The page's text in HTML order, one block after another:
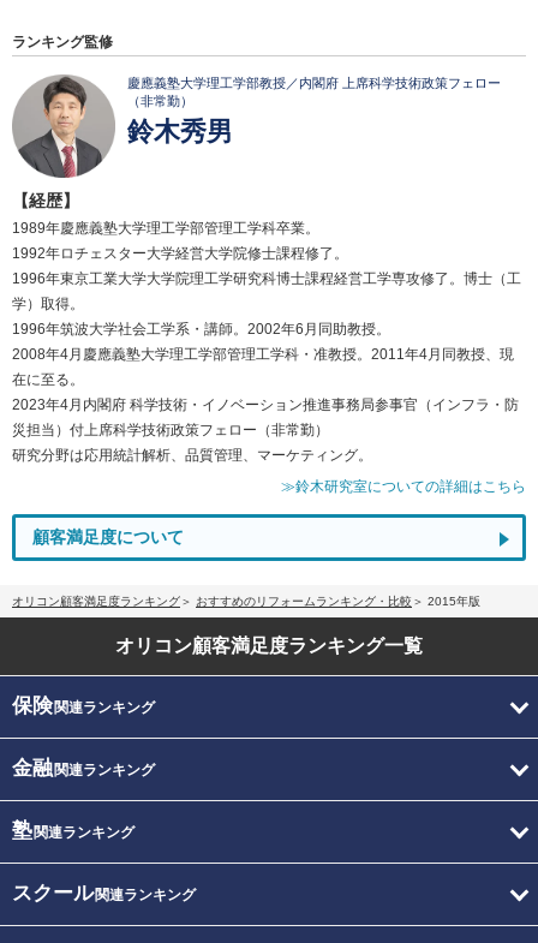
ランキング監修
慶應義塾大学理工学部教授／内閣府 上席科学技術政策フェロー
（非常勤）
鈴木秀男
【経歴】
1989年慶應義塾大学理工学部管理工学科卒業。
1992年ロチェスター大学経営大学院修士課程修了。
1996年東京工業大学大学院理工学研究科博士課程経営工学専攻修了。博士（工
学）取得。
1996年筑波大学社会工学系・講師。2002年6月同助教授。
2008年4月慶應義塾大学理工学部管理工学科・准教授。2011年4月同教授、現
在に至る。
2023年4月内閣府 科学技術・イノベーション推進事務局参事官（インフラ・防
災担当）付上席科学技術政策フェロー（非常勤）
研究分野は応用統計解析、品質管理、マーケティング。
≫鈴木研究室についての詳細はこちら
顧客満足度について
オリコン顧客満足度ランキング おすすめのリフォームランキング・比較 2015年版
オリコン顧客満足度ランキング一覧
保険関連ランキング
金融関連ランキング
塾関連ランキング
スクール関連ランキング